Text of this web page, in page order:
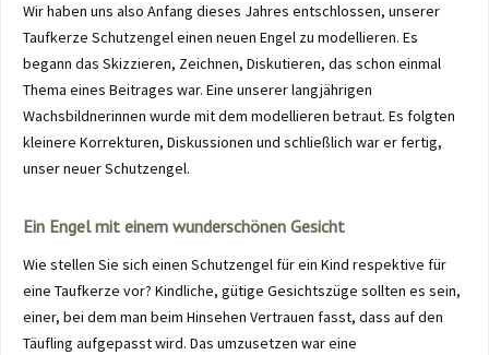
Wir haben uns also Anfang dieses Jahres entschlossen, unserer
Taufkerze Schutzengel einen neuen Engel zu modellieren. Es
begann das Skizzieren, Zeichnen, Diskutieren, das schon einmal
Thema eines Beitrages war. Eine unserer langjährigen
Wachsbildnerinnen wurde mit dem modellieren betraut. Es folgten
kleinere Korrekturen, Diskussionen und schließlich war er fertig,
unser neuer Schutzengel.
Ein Engel mit einem wunderschönen Gesicht
Wie stellen Sie sich einen Schutzengel für ein Kind respektive für
eine Taufkerze vor? Kindliche, gütige Gesichtszüge sollten es sein,
einer, bei dem man beim Hinsehen Vertrauen fasst, dass auf den
Täufling aufgepasst wird. Das umzusetzen war eine